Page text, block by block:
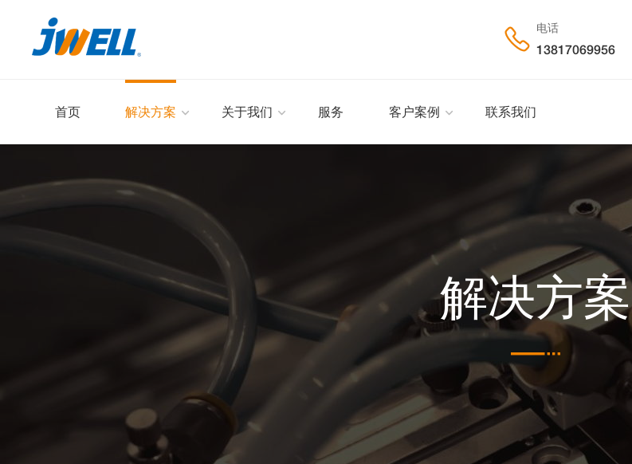
 电话
13817069956
首页 解决方案 关于我们 服务 客户案例 联系我们
解决方案